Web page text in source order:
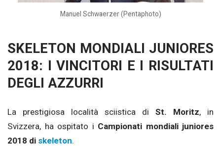
Manuel Schwaerzer (Pentaphoto)
SKELETON MONDIALI JUNIORES
2018: I VINCITORI E I RISULTATI
DEGLI AZZURRI
La prestigiosa località sciistica di St. Moritz, in
Svizzera, ha ospitato i Campionati mondiali juniores
2018 di skeleton.